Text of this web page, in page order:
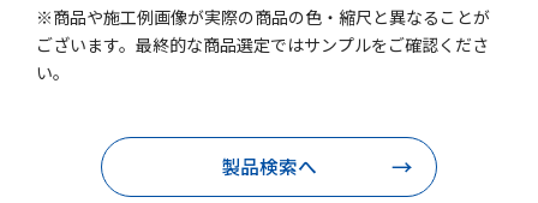
※商品や施工例画像が実際の商品の色・縮尺と異なることが
ございます。最終的な商品選定ではサンプルをご確認くださ
い。
製品検索へ